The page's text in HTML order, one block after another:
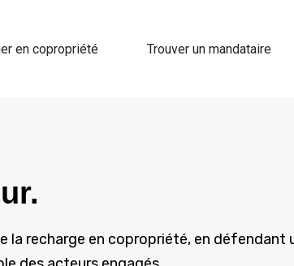
en copropriété Trouver un mandataire
la recharge en copropriété, en